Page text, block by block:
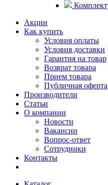
Акции
Как купить
Условия оплаты
Условия доставки
Гарантия на товар
Возврат товара
Прием товара
Публичная оферта
Производители
Статьи
О компании
Новости
Вакансии
Вопрос-ответ
Сотрудники
Контакты